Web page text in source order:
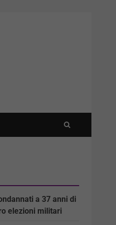
a 37 anni di
elezioni militari